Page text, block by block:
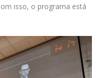
isso, o programa está